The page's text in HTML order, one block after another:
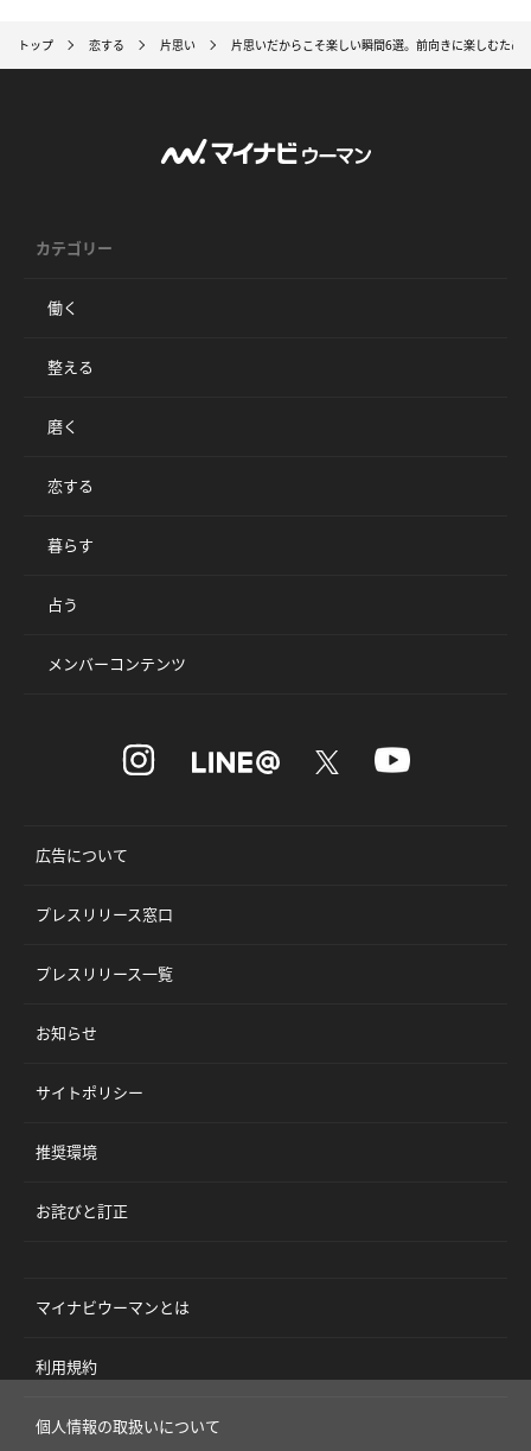
トップ 恋する 片思い 片思いだからこそ楽しい瞬間6選。前向きに楽しむため
カテゴリー
働く
整える
磨く
恋する
暮らす
占う
メンバーコンテンツ
広告について
プレスリリース窓口
プレスリリース一覧
お知らせ
サイトポリシー
推奨環境
お詫びと訂正
マイナビウーマンとは
利用規約
個人情報の取扱いについて